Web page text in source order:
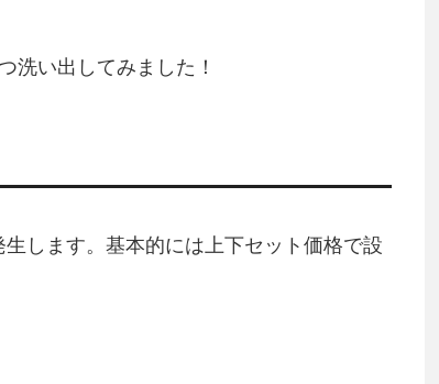
洗い出してみました！
します。基本的には上下セット価格で設